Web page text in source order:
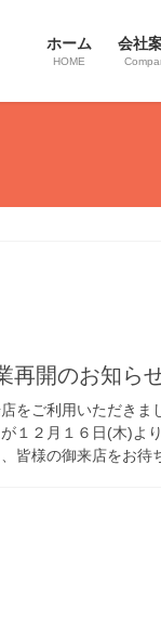
ホーム
HOME
会社
再開のお知ら
ご利用いただきま
１２月１６日(木)よ
皆様の御来店をお